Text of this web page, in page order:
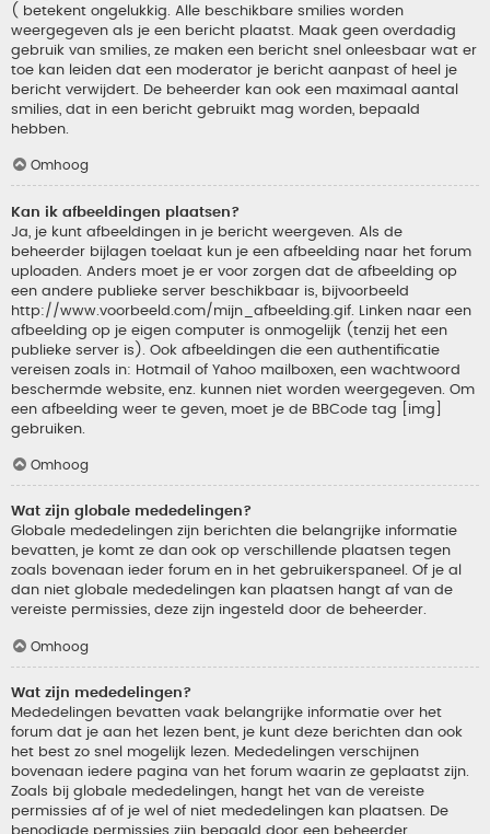
( betekent ongelukkig. Alle beschikbare smilies worden
weergegeven als je een bericht plaatst. Maak geen overdadig
gebruik van smilies, ze maken een bericht snel onleesbaar wat er
toe kan leiden dat een moderator je bericht aanpast of heel je
bericht verwijdert. De beheerder kan ook een maximaal aantal
smilies, dat in een bericht gebruikt mag worden, bepaald
hebben.
Omhoog
Kan ik afbeeldingen plaatsen?
Ja, je kunt afbeeldingen in je bericht weergeven. Als de
beheerder bijlagen toelaat kun je een afbeelding naar het forum
uploaden. Anders moet je er voor zorgen dat de afbeelding op
een andere publieke server beschikbaar is, bijvoorbeeld
http://www.voorbeeld.com/mijn_afbeelding.gif. Linken naar een
afbeelding op je eigen computer is onmogelijk (tenzij het een
publieke server is). Ook afbeeldingen die een authentificatie
vereisen zoals in: Hotmail of Yahoo mailboxen, een wachtwoord
beschermde website, enz. kunnen niet worden weergegeven. Om
een afbeelding weer te geven, moet je de BBCode tag [img]
gebruiken.
Omhoog
Wat zijn globale mededelingen?
Globale mededelingen zijn berichten die belangrijke informatie
bevatten, je komt ze dan ook op verschillende plaatsen tegen
zoals bovenaan ieder forum en in het gebruikerspaneel. Of je al
dan niet globale mededelingen kan plaatsen hangt af van de
vereiste permissies, deze zijn ingesteld door de beheerder.
Omhoog
Wat zijn mededelingen?
Mededelingen bevatten vaak belangrijke informatie over het
forum dat je aan het lezen bent, je kunt deze berichten dan ook
het best zo snel mogelijk lezen. Mededelingen verschijnen
bovenaan iedere pagina van het forum waarin ze geplaatst zijn.
Zoals bij globale mededelingen, hangt het van de vereiste
permissies af of je wel of niet mededelingen kan plaatsen. De